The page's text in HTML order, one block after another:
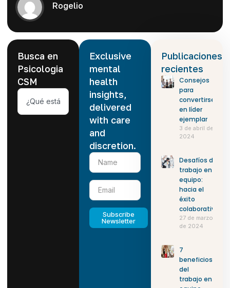
Rogelio
Busca en
Psicologia
CSM
Exclusive
mental
health
insights,
delivered
with care
and
discretion.
Subscribe
Newsletter
Publicaciones
recientes
Consejos
para
convertirse
en líder
ejemplar
3 de abril de
2024
Desafíos del
trabajo en
equipo:
hacia el
éxito
colaborativo
27 de marzo
de 2024
7
beneficios
del
trabajo en